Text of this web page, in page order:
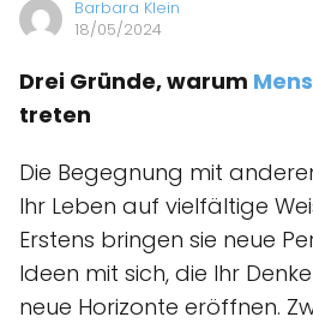
Barbara Klein
18/05/2024
Drei Gründe, warum
treten
Die Begegnung mit
Ihr Leben auf vielfältige
Erstens bringen sie neue
Ideen mit sich, die Ihr
neue Horizonte eröffnen.